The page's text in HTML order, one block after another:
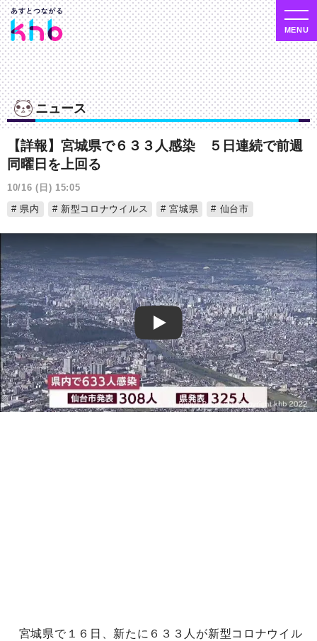
ニュース
【詳報】宮城県で６３３人感染 ５日連続で前週
同曜日を上回る
10/16 (日) 15:05
県内
新型コロナウイルス 宮城県 仙台市
Play
宮城県で１６日、新たに６３３人が新型コロナウイル